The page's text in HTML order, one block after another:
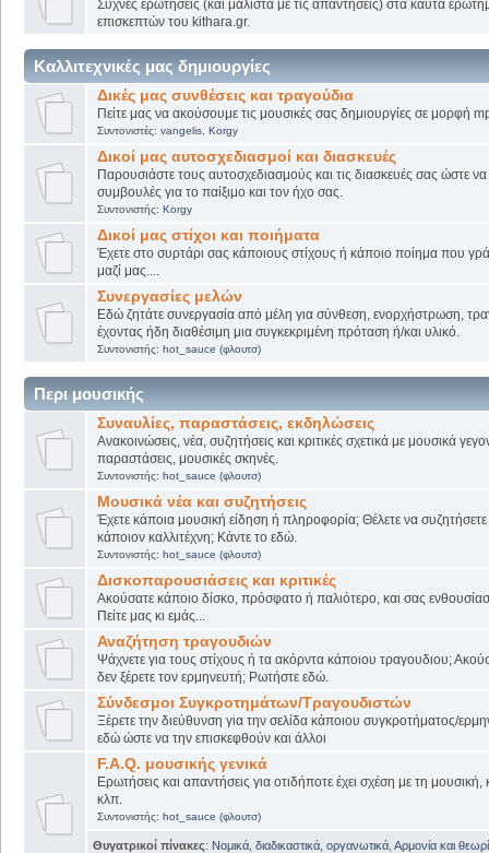
Συχνές ερωτήσεις (και μάλιστα με τις απαντήσεις) στα καυτά
επισκεπτών του kithara.gr.
Καλλιτεχνικές μας δημιουργίες
Δικές μας συνθέσεις και τραγούδια
Πείτε μας να ακούσουμε τις μουσικές σας δημιουργίες σε μορφή
Συντονιστές: vangelis, Korgy
Δικοί μας αυτοσχεδιασμοί και διασκευές
Παρουσιάστε τους αυτοσχεδιασμούς και τις διασκευές σας ώστε να
συμβουλές για το παίξιμο και τον ήχο σας.
Συντονιστής: Korgy
Δικοί μας στίχοι και ποιήματα
Έχετε στο συρτάρι σας κάποιους στίχους ή κάποιο ποίημα που
μαζί μας....
Συνεργασίες μελών
Εδώ ζητάτε συνεργασία από μέλη για σύνθεση, ενορχήστρωση,
έχοντας ήδη διαθέσιμη μια συγκεκριμένη πρόταση ή/και υλικό.
Συντονιστής: hot_sauce (φλουτσ)
Περι μουσικής
Συναυλίες, παραστάσεις, εκδηλώσεις
Ανακοινώσεις, νέα, συζητήσεις και κριτικές σχετικά με μουσικά
παραστάσεις, μουσικές σκηνές.
Συντονιστής: hot_sauce (φλουτσ)
Μουσικά νέα και συζητήσεις
Έχετε κάποια μουσική είδηση ή πληροφορία; Θέλετε να
κάποιον καλλιτέχνη; Κάντε το εδώ.
Συντονιστής: hot_sauce (φλουτσ)
Δισκοπαρουσιάσεις και κριτικές
Ακούσατε κάποιο δίσκο, πρόσφατο ή παλιότερο, και σας
Πείτε μας κι εμάς...
Αναζήτηση τραγουδιών
Ψάχνετε για τους στίχους ή τα ακόρντα κάποιου τραγουδιου;
δεν ξέρετε τον ερμηνευτή; Ρωτήστε εδώ.
Σύνδεσμοι Συγκροτημάτων/Τραγουδιστών
Ξέρετε την διεύθυνση για την σελίδα κάποιου συγκροτήματος/
εδώ ώστε να την επισκεφθούν και άλλοι
F.A.Q. μουσικής γενικά
Ερωτήσεις και απαντήσεις για οτιδήποτε έχει σχέση με τη μουσική,
κλπ.
Συντονιστής: hot_sauce (φλουτσ)
Θυγατρικοί πίνακες: Νομικά, διαδικαστικά, οργανωτικά Αρμονία και